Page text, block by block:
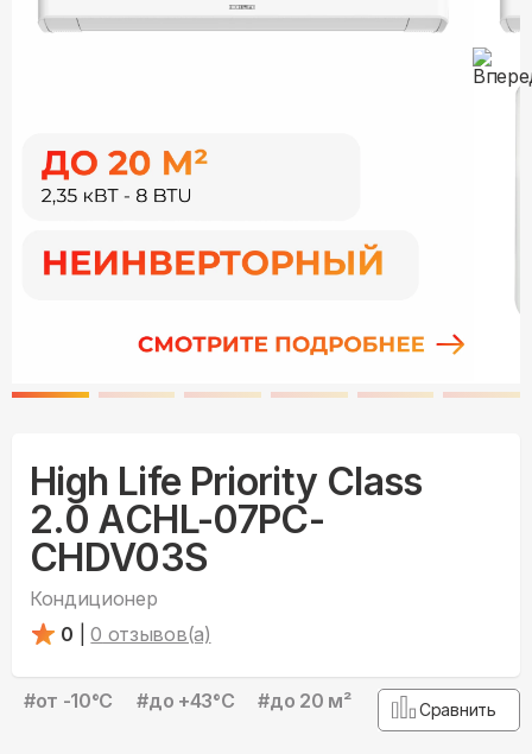
High Life Priority Class
2.0 ACHL-07PC-
CHDV03S
Кондиционер
0
0 отзывов(а)
#от -10°С #до +43°С #до 20 м² Сравнить